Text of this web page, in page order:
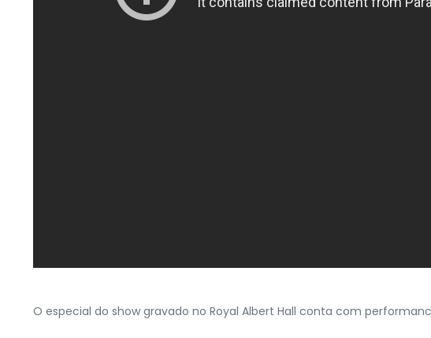
O especial do show gravado no Royal Albert Hall conta com